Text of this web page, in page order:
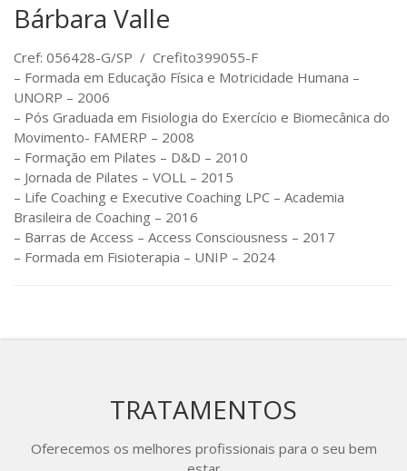
Bárbara Valle
Cref: 056428-G/SP / Crefito399055-F
– Formada em Educação Física e Motricidade Humana –
UNORP – 2006
– Pós Graduada em Fisiologia do Exercício e Biomecânica do
Movimento- FAMERP – 2008
– Formação em Pilates – D&D – 2010
– Jornada de Pilates – VOLL – 2015
– Life Coaching e Executive Coaching LPC – Academia
Brasileira de Coaching – 2016
– Barras de Access – Access Consciousness – 2017
– Formada em Fisioterapia – UNIP – 2024
TRATAMENTOS
Oferecemos os melhores profissionais para o seu bem